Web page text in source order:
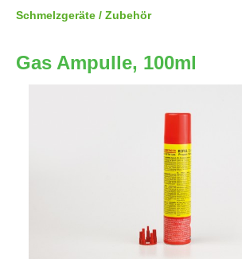
Schmelzgeräte / Zubehör
Gas Ampulle, 100ml